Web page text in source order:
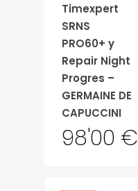
Timexpert
SRNS
PRO60+ y
Repair Night
Progres –
GERMAINE DE
CAPUCCINI
98'00 €